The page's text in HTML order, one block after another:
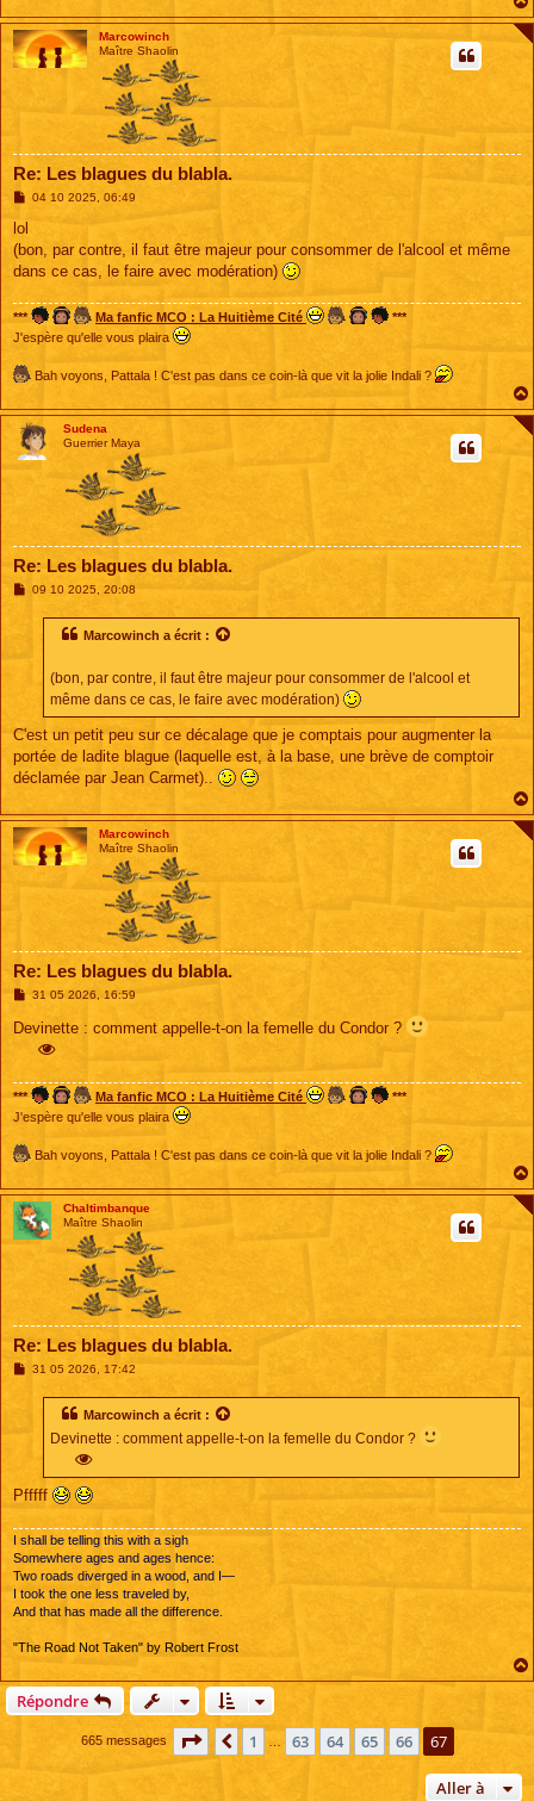
Marcowinch
Maître Shaolin
Re: Les blagues du blabla.
M
s
a
g
04 10 2025, 06:49
lol
(bon, par contre, il faut être majeur pour consommer de l'alcool et même
dans ce cas, le faire avec modération)
*** Ma fanfic MCO : La Huitième Cité
***
J'espère qu'elle vous plaira
Bah voyons, Pattala ! C'est pas dans ce coin-là que vit la jolie Indali ?
Sudena
Guerrier Maya
Re: Les blagues du blabla.
M09 10 2025, 20:08
Marcowinch a écrit :
(bon, par contre, il faut être majeur pour consommer de l'alcool et
même dans ce cas, le faire avec modération)
C'est un petit peu sur ce décalage que je comptais pour augmenter la
portée de ladite blague (laquelle est, à la base, une brève de comptoir
déclamée par Jean Carmet)..
Marcowinch
Maître Shaolin
Re: Les blagues du blabla.
M
s
31 05 2026, 16:59
Devinette : comment appelle-t-on la femelle du Condor ?
*** Ma fanfic MCO : La Huitième Cité
***
J'espère qu'elle vous plaira
Bah voyons, Pattala ! C'est pas dans ce coin-là que vit la jolie Indali ?
Chaltimbanque
Maître Shaolin
Re: Les blagues du blabla.
M31 05 2026, 17:42
Marcowinch a écrit :
Devinette : comment appelle-t-on la femelle du Condor ?
Pfffff
I shall be telling this with a sigh
Somewhere ages and ages hence:
Two roads diverged in a wood, and I—
I took the one less traveled by,
And that has made all the difference.
"The Road Not Taken" by Robert Frost
Répondre
665 messages Page 67 sur 67
Précédente
1 63 64 65 66 67
Aller à